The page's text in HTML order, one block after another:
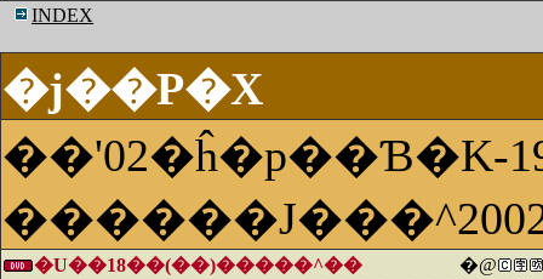
INDEX
�j��P�X
��'02�ĥ�p��Ɓ�K-
�U��18��(��)�����^��
�@